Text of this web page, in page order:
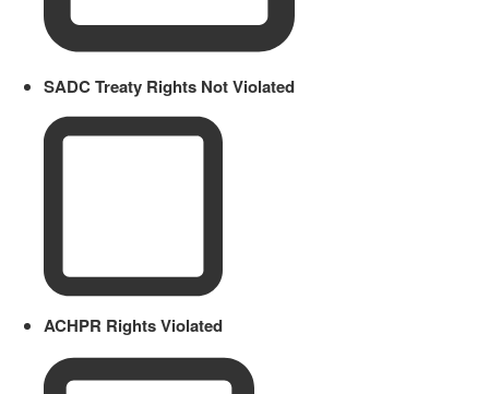
SADC Treaty Rights Not Violated
ACHPR Rights Violated